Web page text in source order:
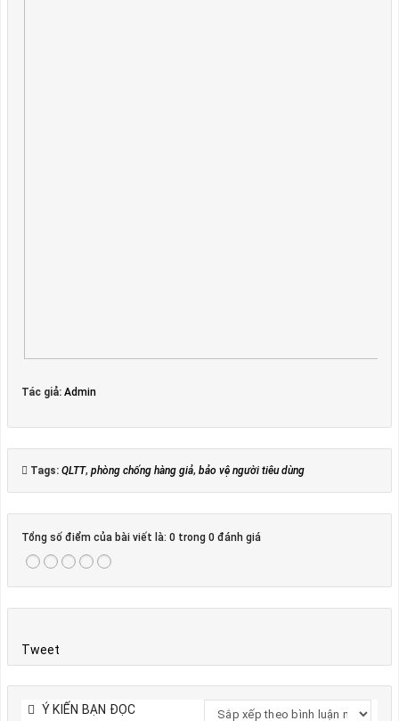
Tác giả: Admin
Tags: QLTT, phòng chống hàng giả, bảo vệ người tiêu dùng
Tổng số điểm của bài viết là: 0 trong 0 đánh giá
Tweet
Ý KIẾN BẠN ĐỌC